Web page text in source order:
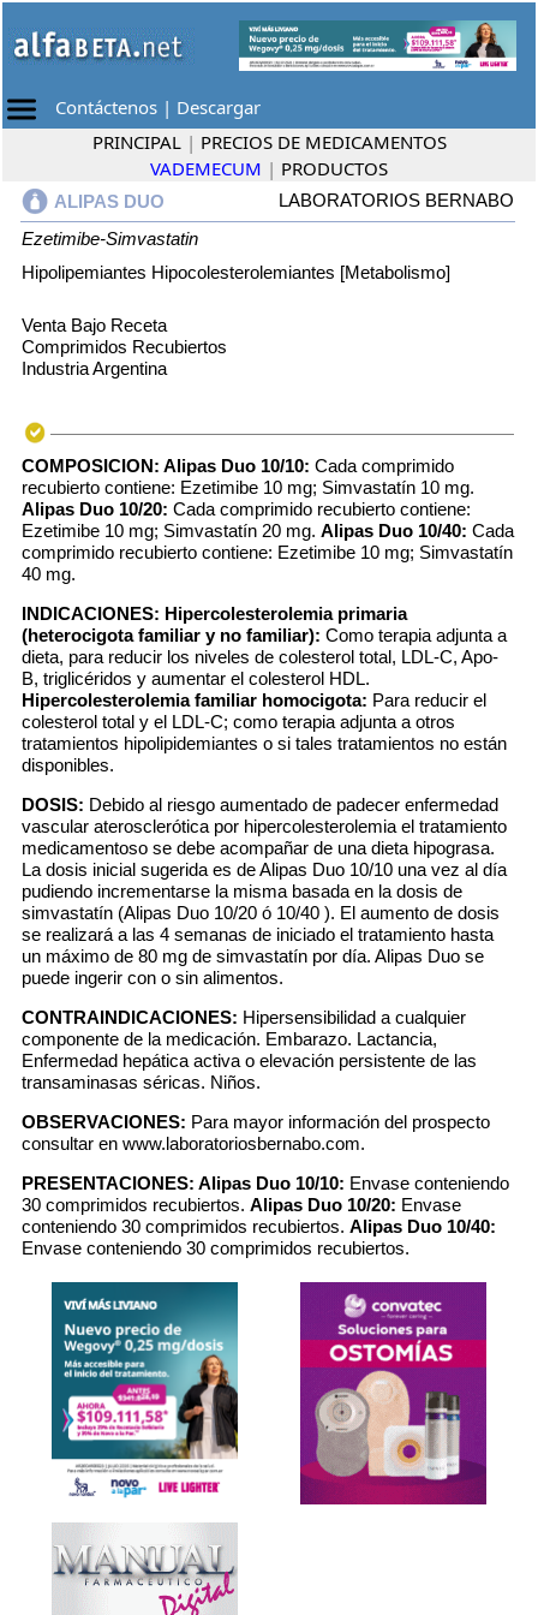
Contáctenos | Descargar
PRINCIPAL | PRECIOS DE MEDICAMENTOS
VADEMECUM | PRODUCTOS
ALIPAS DUO
LABORATORIOS BERNABO
Ezetimibe-Simvastatin
Hipolipemiantes Hipocolesterolemiantes [Metabolismo]
Venta Bajo Receta
Comprimidos Recubiertos
Industria Argentina
COMPOSICION: Alipas Duo 10/10: Cada comprimido
recubierto contiene: Ezetimibe 10 mg; Simvastatín 10 mg.
Alipas Duo 10/20: Cada comprimido recubierto contiene:
Ezetimibe 10 mg; Simvastatín 20 mg. Alipas Duo 10/40: Cada
comprimido recubierto contiene: Ezetimibe 10 mg; Simvastatín
40 mg.
INDICACIONES: Hipercolesterolemia primaria
(heterocigota familiar y no familiar): Como terapia adjunta a
dieta, para reducir los niveles de colesterol total, LDL-C, Apo-
B, triglicéridos y aumentar el colesterol HDL.
Hipercolesterolemia familiar homocigota: Para reducir el
colesterol total y el LDL-C; como terapia adjunta a otros
tratamientos hipolipidemiantes o si tales tratamientos no están
disponibles.
DOSIS: Debido al riesgo aumentado de padecer enfermedad
vascular aterosclerótica por hipercolesterolemia el tratamiento
medicamentoso se debe acompañar de una dieta hipograsa.
La dosis inicial sugerida es de Alipas Duo 10/10 una vez al día
pudiendo incrementarse la misma basada en la dosis de
simvastatín (Alipas Duo 10/20 ó 10/40 ). El aumento de dosis
se realizará a las 4 semanas de iniciado el tratamiento hasta
un máximo de 80 mg de simvastatín por día. Alipas Duo se
puede ingerir con o sin alimentos.
CONTRAINDICACIONES: Hipersensibilidad a cualquier
componente de la medicación. Embarazo. Lactancia,
Enfermedad hepática activa o elevación persistente de las
transaminasas séricas. Niños.
OBSERVACIONES: Para mayor información del prospecto
consultar en www.laboratoriosbernabo.com.
PRESENTACIONES: Alipas Duo 10/10: Envase conteniendo
30 comprimidos recubiertos. Alipas Duo 10/20: Envase
conteniendo 30 comprimidos recubiertos. Alipas Duo 10/40:
Envase conteniendo 30 comprimidos recubiertos.